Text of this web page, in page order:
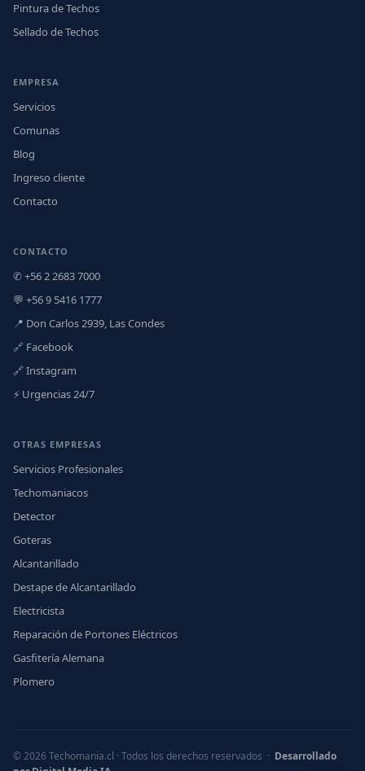
Pintura de Techos
Sellado de Techos
EMPRESA
Servicios
Comunas
Blog
Ingreso cliente
Contacto
CONTACTO
✆ +56 2 2683 7000
💬 +56 9 5416 1777
📍 Don Carlos 2939, Las Condes
🔗 Facebook
🔗 Instagram
⚡ Urgencias 24/7
OTRAS EMPRESAS
Servicios Profesionales
Techomaniacos
Detector
Goteras
Alcantarillado
Destape de Alcantarillado
Electricista
Reparación de Portones Eléctricos
Gasfitería Alemana
Plomero
© 2026 Techomania.cl · Todos los derechos reservados · Desarrollado